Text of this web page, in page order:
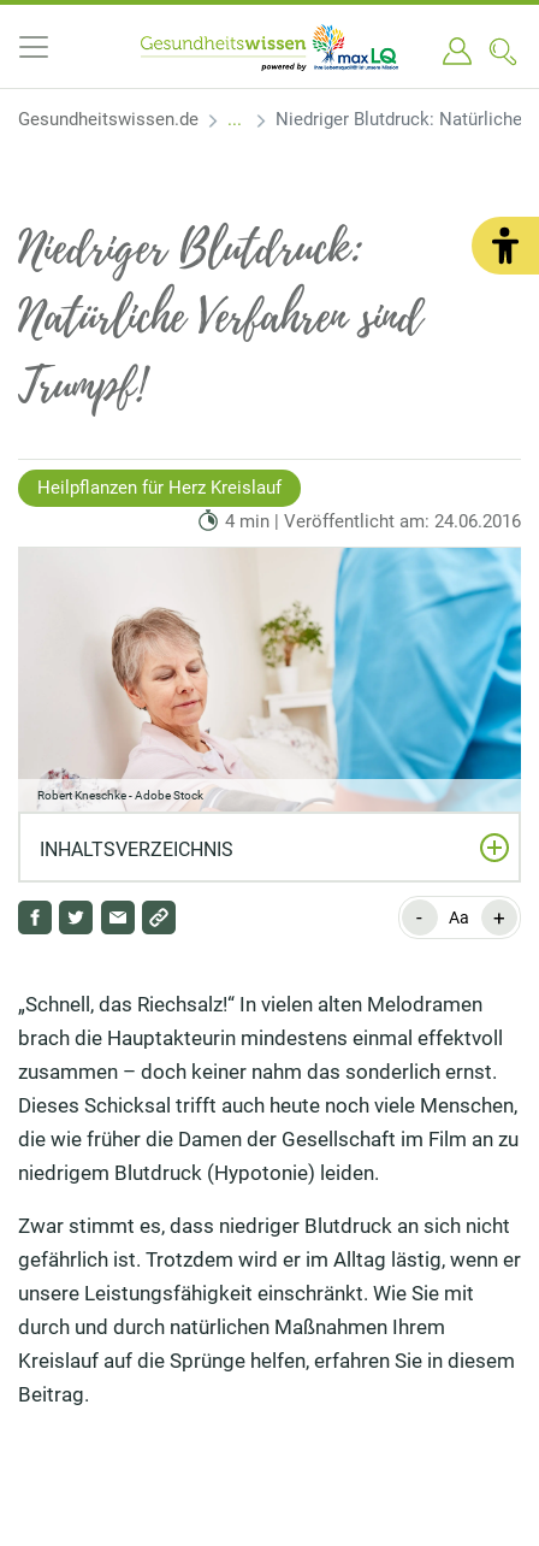
Gesundheitswissen.de Niedriger Blutdruck: Natürliche
Niedriger Blutdruck:
Natürliche Verfahren sind
Trumpf!
Heilpflanzen für Herz Kreislauf
4 min | Veröffentlicht am: 24.06.2016
Robert Kneschke - Adobe Stock
INHALTSVERZEICHNIS
Niedriger Blutdruck: Frauen sind besonders häufig
Diese Beschwerden weisen auf einen zu niedrigen
Blutdruck hin
Medikamente? Nur wenn nichts anderes hilft
Zwischen diesen Pflanzenpräparaten können Sie
- Aa +
„Schnell, das Riechsalz!“ In vielen alten Melodramen
brach die Hauptakteurin mindestens einmal effektvoll
zusammen – doch keiner nahm das sonderlich ernst.
Dieses Schicksal trifft auch heute noch viele Menschen,
die wie früher die Damen der Gesellschaft im Film an zu
niedrigem Blutdruck (Hypotonie) leiden.
Zwar stimmt es, dass niedriger Blutdruck an sich nicht
gefährlich ist. Trotzdem wird er im Alltag lästig, wenn er
unsere Leistungsfähigkeit einschränkt. Wie Sie mit
durch und durch natürlichen Maßnahmen Ihrem
Kreislauf auf die Sprünge helfen, erfahren Sie in diesem
Beitrag.